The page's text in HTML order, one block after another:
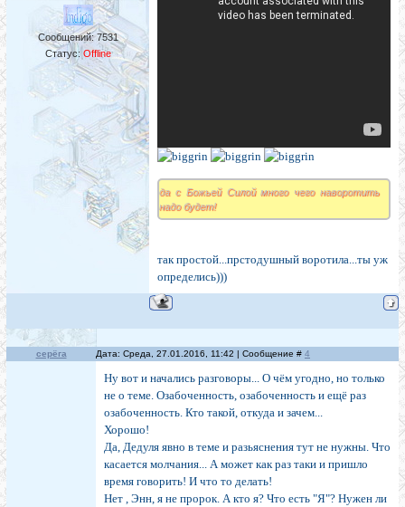
Сообщений:7531
Статус: Offline
да с Божьей Силой много чего наворотить
надо будет!
так простой...прстодушный воротила...ты уж
определись)))
cерёга Дата: Среда, 27.01.2016, 11:42 | Сообщение # 4
Ну вот и начались разговоры... О чём угодно, но только
не о теме. Озабоченность, озабоченность и ещё раз
озабоченность. Кто такой, откуда и зачем...
Хорошо!
Да, Дедуля явно в теме и разьяснения тут не нужны. Что
касается молчания... А может как раз таки и пришло
время говорить! И что то делать!
Нет , Энн, я не пророк. А кто я? Что есть "Я"? Нужен ли